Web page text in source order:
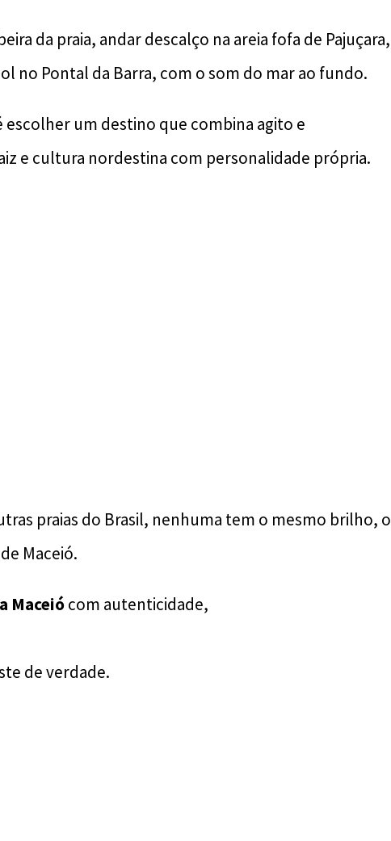
da praia, andar descalço na areia fofa de Pajuçara,
no Pontal da Barra, com o som do mar ao fundo.
escolher um destino que combina agito e
e cultura nordestina com personalidade própria.
praias do Brasil, nenhuma tem o mesmo brilho, o
Maceió.
Maceiócom autenticidade,
de verdade.